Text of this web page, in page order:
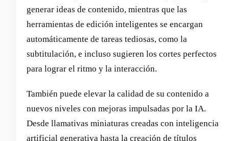
generar ideas de contenido, mientras que las
herramientas de edición inteligentes se encargan
automáticamente de tareas tediosas, como la
subtitulación, e incluso sugieren los cortes perfectos
para lograr el ritmo y la interacción.
También puede elevar la calidad de su contenido a
nuevos niveles con mejoras impulsadas por la IA.
Desde llamativas miniaturas creadas con inteligencia
artificial generativa hasta la creación de títulos